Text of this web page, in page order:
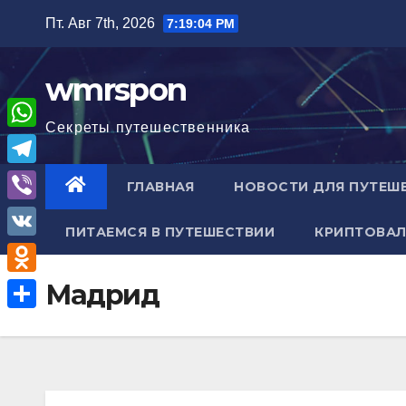
содержимому
Пт. Авг 7th, 2026 7:19:05 PM
wmrspon
Секреты путешественника
ГЛАВНАЯ НОВОСТИ ДЛЯ
ПИТАЕМСЯ В ПУТЕШЕСТВИИ
Мадрид
W
h
a
A
T
e
l
e
g
V
i
b
e
V
K
O